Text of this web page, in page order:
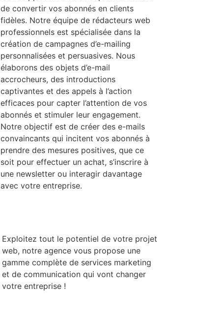
de convertir vos abonnés en clients
fidèles. Notre équipe de rédacteurs web
professionnels est spécialisée dans la
création de campagnes d’e-mailing
personnalisées et persuasives. Nous
élaborons des objets d’e-mail
accrocheurs, des introductions
captivantes et des appels à l’action
efficaces pour capter l’attention de vos
abonnés et stimuler leur engagement.
Notre objectif est de créer des e-mails
convaincants qui incitent vos abonnés à
prendre des mesures positives, que ce
soit pour effectuer un achat, s’inscrire à
une newsletter ou interagir davantage
avec votre entreprise.
Exploitez tout le potentiel de votre projet
web, notre agence vous propose une
gamme complète de services marketing
et de communication qui vont changer
votre entreprise !